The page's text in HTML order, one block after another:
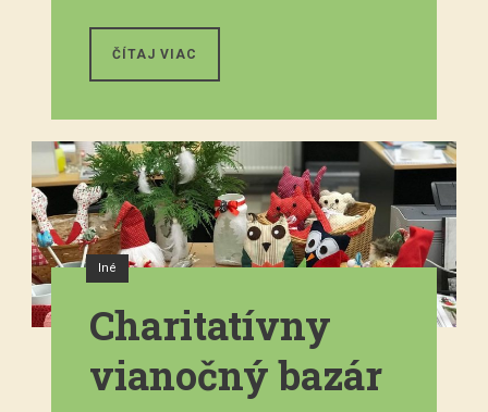
ČÍTAJ VIAC
Iné
Charitatívny
vianočný bazár